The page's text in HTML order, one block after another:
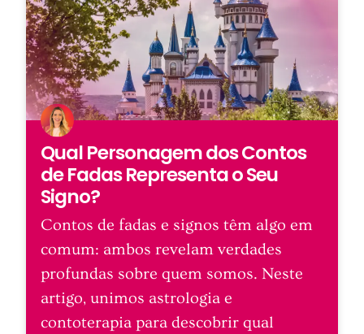
Qual Personagem dos Contos
de Fadas Representa o Seu
Signo?
Contos de fadas e signos têm algo em
comum: ambos revelam verdades
profundas sobre quem somos. Neste
artigo, unimos astrologia e
contoterapia para descobrir qual